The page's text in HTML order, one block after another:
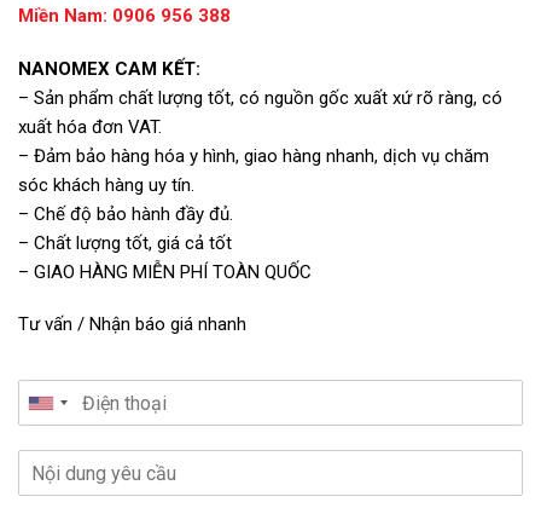
Miền Nam: 0906 956 388
NANOMEX CAM KẾT:
– Sản phẩm chất lượng tốt, có nguồn gốc xuất xứ rõ ràng, có
xuất hóa đơn VAT.
– Đảm bảo hàng hóa y hình, giao hàng nhanh, dịch vụ chăm
sóc khách hàng uy tín.
– Chế độ bảo hành đầy đủ.
– Chất lượng tốt, giá cả tốt
– GIAO HÀNG MIỄN PHÍ TOÀN QUỐC
Tư vấn / Nhận báo giá nhanh